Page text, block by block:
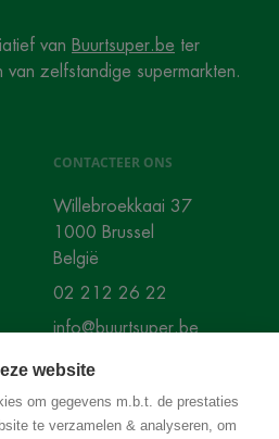
website
om gegevens m.b.t. de prestaties
te verzamelen & analyseren, om
van Buurtsuper.be ter
zelfstandige supermarkten.
CONTACTEER ONS
Willebroekkaai 37
1000 Brussel
België
02 212 26 22
info@buurtsuper.be